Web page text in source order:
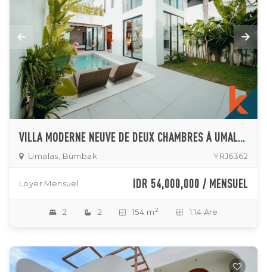
VILLA MODERNE NEUVE DE DEUX CHAMBRES À UMALAS
Umalas, Bumbak YRJ6362
Loyer Mensuel IDR 54,000,000 / MENSUEL
2 2 154 m2 1.14 Are